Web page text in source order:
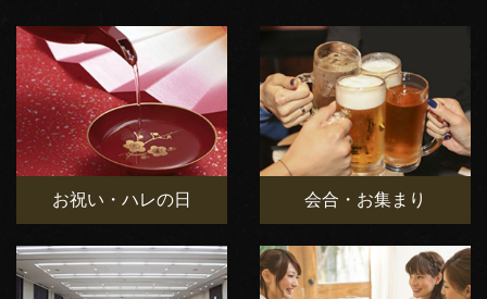
お祝い・ハレの日 会合・お集まり